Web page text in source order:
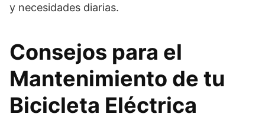
y necesidades diarias.
Consejos para el
Mantenimiento de tu
Bicicleta Eléctrica